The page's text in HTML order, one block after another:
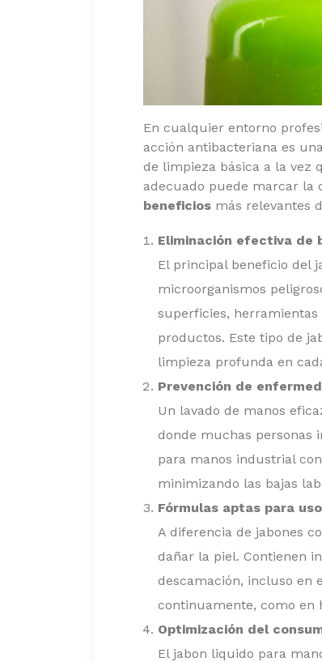
En cualquier entorno
acción antibacteriana es
de limpieza básica a la vez
adecuado puede marcar la
beneficios más relevantes
Eliminación efectiva de
El principal beneficio del
microorganismos
superficies,
productos. Este tipo de
limpieza profunda en
Prevención de
Un lavado de manos
donde muchas personas
para manos industrial
minimizando las bajas
Fórmulas aptas para
A diferencia de jabones
dañar la piel. Contienen
descamación, incluso en
continuamente, como en
Optimización del
El jabon liquido para